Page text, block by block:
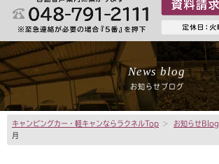
News blog
お知らせブログ
キャンピングカー・軽キャンならラクネルTop > お知らせBlog
月